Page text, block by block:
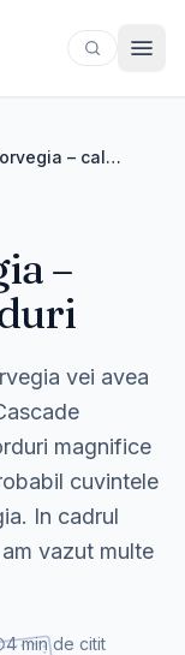
Vacanta in Norvegia – calatorie prin fiorduri
–
vei avea
magnifice
cuvintele
In cadrul
vazut multe
4min de citit